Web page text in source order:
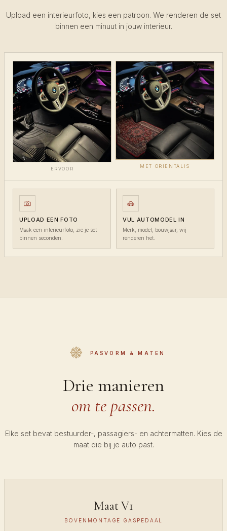
Upload een interieurfoto, kies een patroon. We renderen de set
binnen een minuut in jouw interieur.
ERVOOR
MET ORIENTALIS
UPLOAD EEN FOTO
Maak een interieurfoto, zie je set
binnen seconden.
VUL AUTOMODEL IN
Merk, model, bouwjaar, wij
renderen het.
PASVORM & MATEN
Drie manieren
om te passen.
Elke set bevat bestuurder-, passagiers- en achtermatten. Kies de
maat die bij je auto past.
Maat V1
BOVENMONTAGE GASPEDAAL